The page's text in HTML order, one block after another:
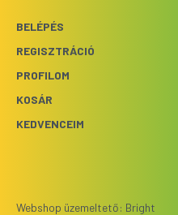
BELÉPÉS
REGISZTRÁCIÓ
PROFILOM
KOSÁR
KEDVENCEIM
Webshop üzemeltető: Bright